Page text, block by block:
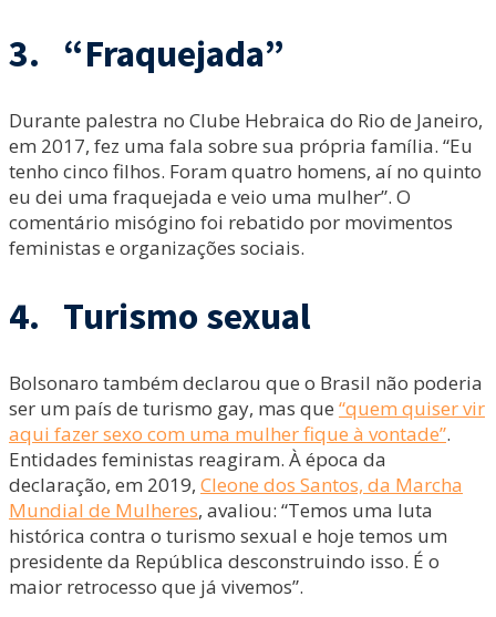
3. “Fraquejada”
Durante palestra no Clube Hebraica do Rio de Janeiro,
em 2017, fez uma fala sobre sua própria família. “Eu
tenho cinco filhos. Foram quatro homens, aí no quinto
eu dei uma fraquejada e veio uma mulher”. O
comentário misógino foi rebatido por movimentos
feministas e organizações sociais.
4. Turismo sexual
Bolsonaro também declarou que o Brasil não poderia
ser um país de turismo gay, mas que “quem quiser vir
aqui fazer sexo com uma mulher fique à vontade”.
Entidades feministas reagiram. À época da
declaração, em 2019, Cleone dos Santos, da Marcha
Mundial de Mulheres, avaliou: “Temos uma luta
histórica contra o turismo sexual e hoje temos um
presidente da República desconstruindo isso. É o
maior retrocesso que já vivemos”.